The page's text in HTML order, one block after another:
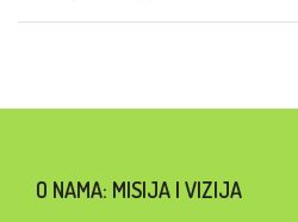
O NAMA: MISIJA I VIZIJA